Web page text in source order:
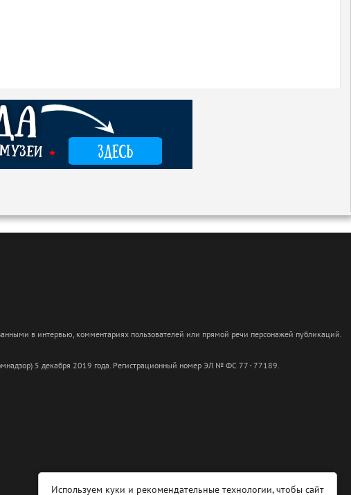
в интервью, комментариях пользователей или прямой речи персонажей публикаций.
5 декабря 2019 года. Регистрационный номер ЭЛ № ФС 77 - 77189.
Используем куки и рекомендательные технологии, чтобы сайт